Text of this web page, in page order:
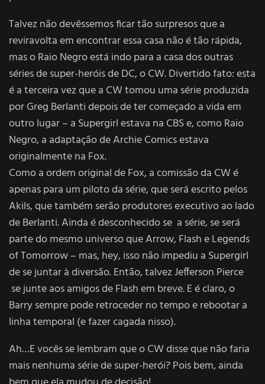
Talvez não devêssemos ficar tão surpresos que a
reviravolta em encontrar essa casa não é tão rápida,
mas o Raio Negro está indo para a casa dos outras
séries de super-heróis de DC, o CW. Divertido fato: esta
é a terceira vez que a CW tomou uma série produzida
por Greg Berlanti depois de ter começado a vida em
outro lugar – a Supergirl estava na CBS e, como Raio
Negro, a adaptação de Archie Comics estava
originalmente na Fox.
Como a ordem original de Fox, a comissão da CW é
apenas para um piloto da série, que será escrito pelos
Akils, que também serão produtores executivo ao lado
de Berlanti. Ainda é desconhecido se a série, se será
parte do mesmo universo que Arrow, Flash e Legends
of Tomorrow – mas, hey, isso não impediu a Supergirl
de se juntar à diversão. Então, talvez Jefferson Pierce
se junte aos amigos de Flash em breve. E é claro, o
Barry sempre pode retroceder no tempo e rebootar a
linha temporal (e fazer cagada nisso).
Ah…E vocês se lembram que o CW disse que não faria
mais nenhuma série de super-herói? Pois bem, ainda